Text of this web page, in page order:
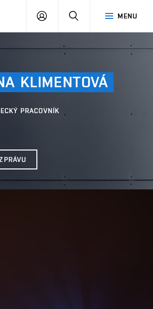
MENU
PŘIHLÁSIT
KLIMENTOVÁ
PRACOVNÍK